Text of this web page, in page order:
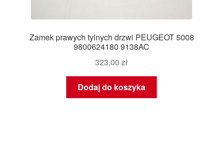
Zamek prawych tylnych drzwi PEUGEOT 5008
9800624180 9138AC
323,00 zł
Dodaj do koszyka